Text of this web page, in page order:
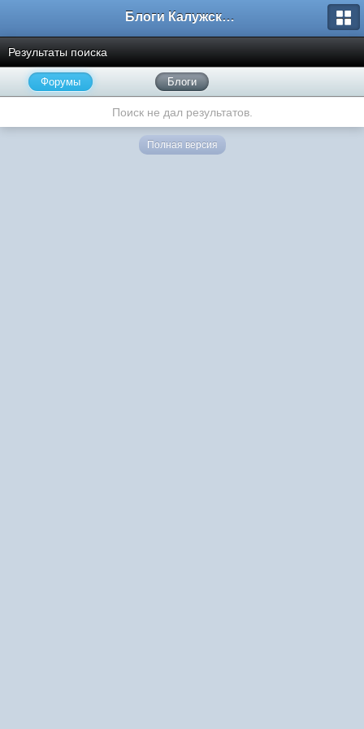
Блоги Калужского перекрестка
Результаты поиска
Форумы Блоги
Поиск не дал результатов.
Полная версия